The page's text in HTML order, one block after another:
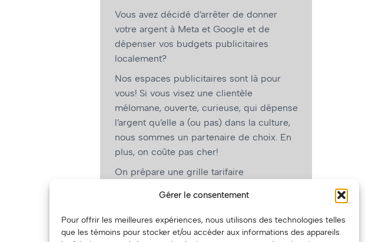
Gérer le consentement
Pour offrir les meilleures expériences, nous utilisons des technologies telles
que les témoins pour stocker et/ou accéder aux informations des appareils.
Vous avez décidé d’arrêter de donner
votre argent à Meta et Google et de
dépenser vos budgets publicitaires
localement?
Nos espaces publicitaires sont là pour
vous! Si vous visez une clientèle
mélomane, ouverte, curieuse, qui dépense
l’argent qu’elle a (ou pas) dans la culture,
nous sommes un partenaire de choix. En
plus, on coûte pas cher!
On prépare une grille tarifaire
vous, les artistes!)